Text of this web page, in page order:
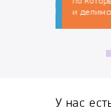
и
У нас